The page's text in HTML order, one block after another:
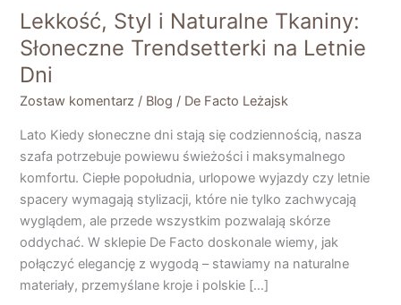
Lekkość, Styl i Naturalne Tkaniny:
Słoneczne Trendsetterki na Letnie
Dni
Zostaw komentarz / Blog / De Facto Leżajsk
Lato Kiedy słoneczne dni stają się codziennością, nasza
szafa potrzebuje powiewu świeżości i maksymalnego
komfortu. Ciepłe popołudnia, urlopowe wyjazdy czy letnie
spacery wymagają stylizacji, które nie tylko zachwycają
wyglądem, ale przede wszystkim pozwalają skórze
oddychać. W sklepie De Facto doskonale wiemy, jak
połączyć elegancję z wygodą – stawiamy na naturalne
materiały, przemyślane kroje i polskie […]